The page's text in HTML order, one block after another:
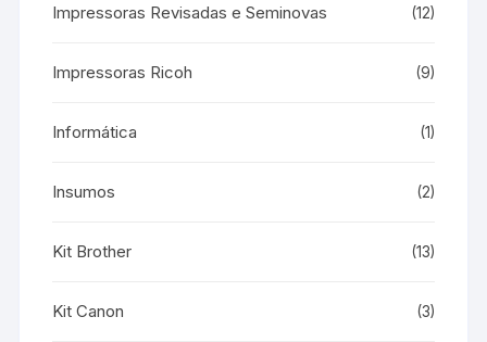
Impressoras Revisadas e Seminovas (12)
Impressoras Ricoh (9)
Informática (1)
Insumos (2)
Kit Brother (13)
Kit Canon (3)